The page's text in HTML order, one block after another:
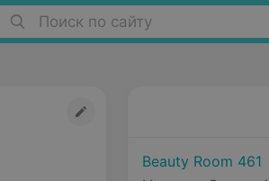
Поиск по сайту
Beauty Room 461